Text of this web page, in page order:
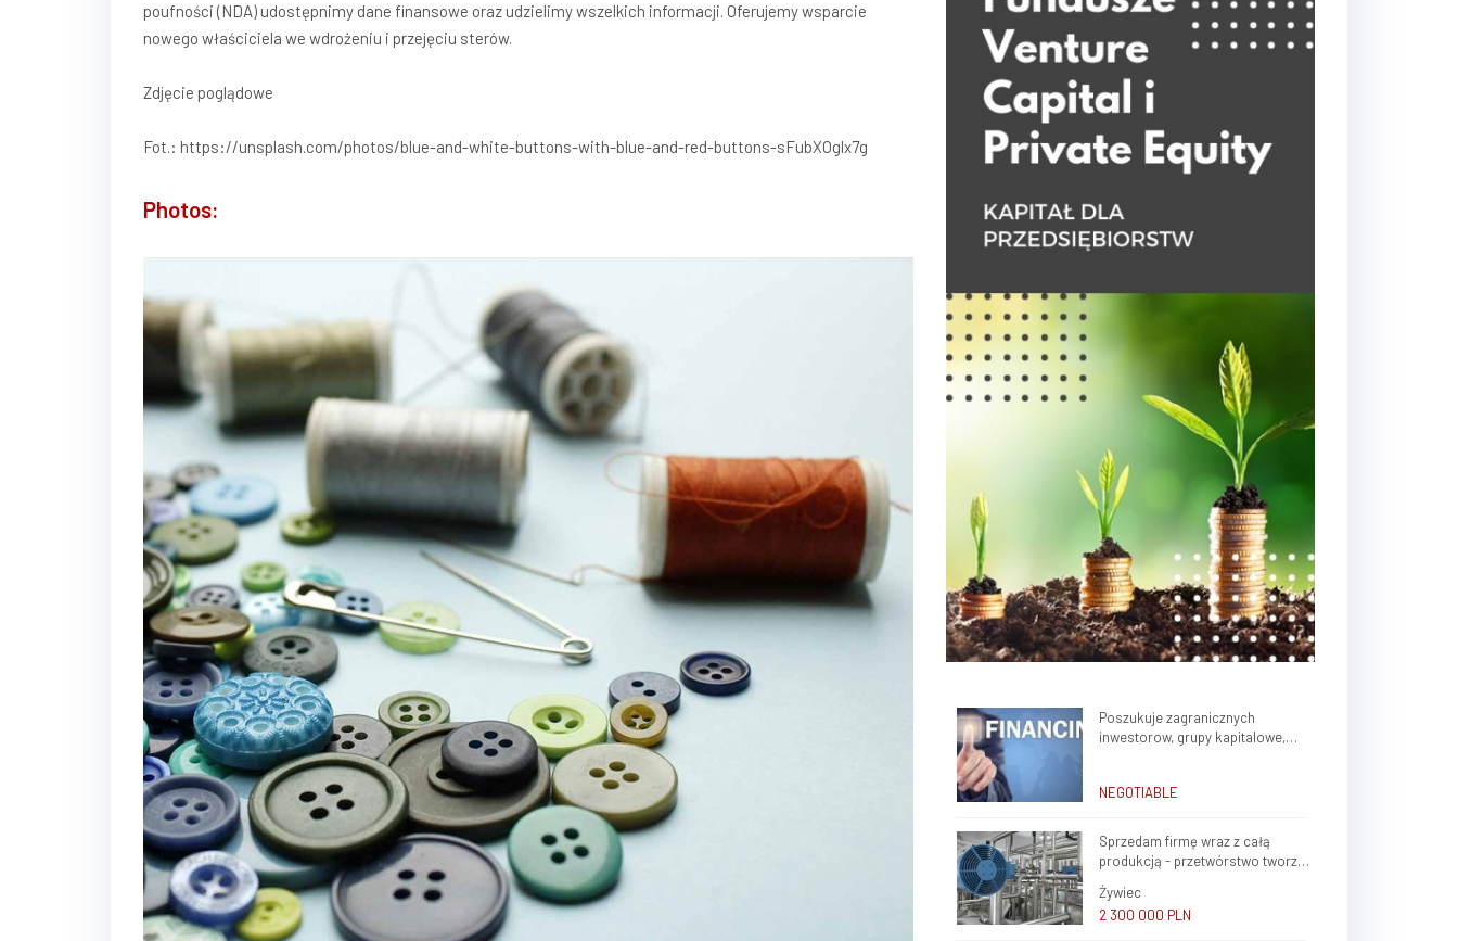
poufności (NDA) udostępnimy dane finansowe oraz udzielimy wszelkich informacji. Oferujemy wsparcie
nowego właściciela we wdrożeniu i przejęciu sterów.
Zdjęcie poglądowe
Fot.: https://unsplash.com/photos/blue-and-white-buttons-with-blue-and-red-buttons-sFubXOglx7g
Photos:
Poszukuje zagranicznych
inwestorow, grupy kapitalowe,
NEGOTIABLE
Sprzedam firmę wraz z całą
produkcją - przetwórstwo tworzyw
Żywiec
2 300 000 PLN